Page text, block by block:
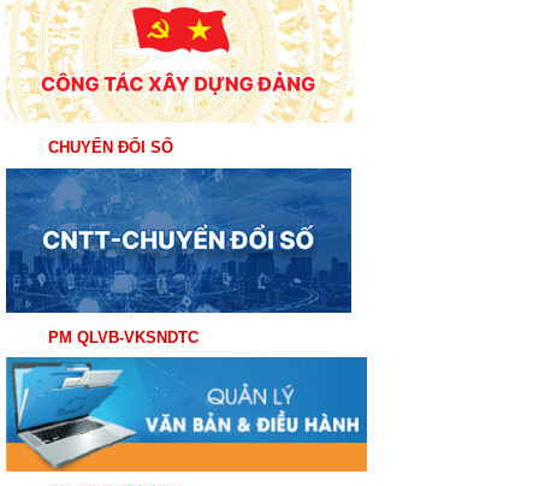
CHUYỂN ĐỔI SỐ
PM QLVB-VKSNDTC